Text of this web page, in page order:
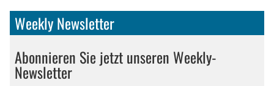
Weekly Newsletter
Abonnieren Sie jetzt unseren Weekly-
Newsletter